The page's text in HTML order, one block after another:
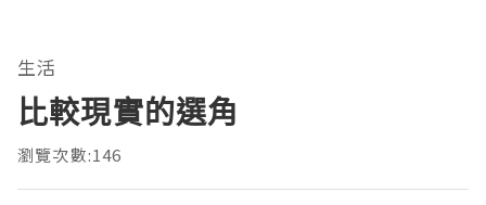
生活
比較現實的選角
瀏覽次數:146